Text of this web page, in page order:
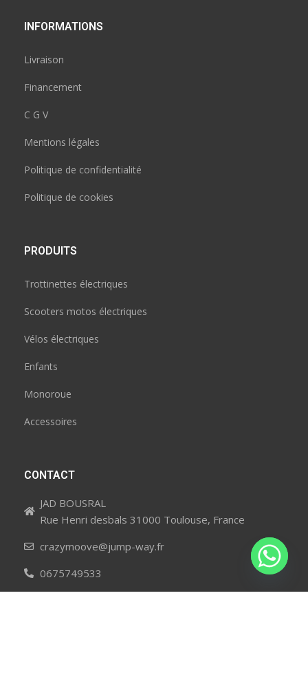
INFORMATIONS
Livraison
Financement
C G V
Mentions légales
Politique de confidentialité
Politique de cookies
PRODUITS
Trottinettes électriques
Scooters motos électriques
Vélos électriques
Enfants
Monoroue
Accessoires
CONTACT
JAD BOUSRAL
Rue Henri desbals 31000 Toulouse, France
crazymoove@jump-way.fr
0675749533